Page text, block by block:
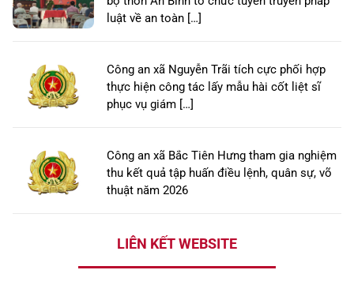
luật về an toàn […]
Công an xã Nguyễn Trãi tích cực phối hợp
thực hiện công tác lấy mẫu hài cốt liệt sĩ
phục vụ giám […]
Công an xã Bắc Tiên Hưng tham gia nghiệm
thu kết quả tập huấn điều lệnh, quân sự, võ
thuật năm 2026
LIÊN KẾT WEBSITE